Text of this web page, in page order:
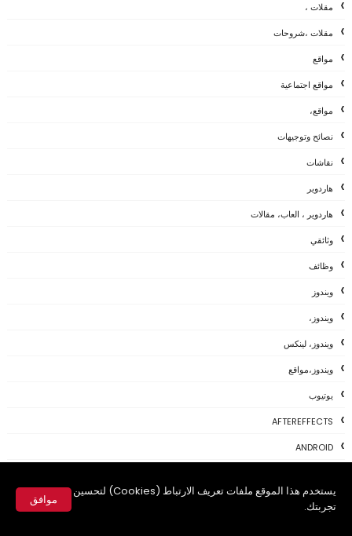
يستخدم هذا الموقع ملفات تعريف الارتباط (Cookies) لتحسين
تجربتك.
موافق
مقلات ،
مقلات ،شروحات
مواقع
مواقع اجتماعية
مواقع،
نصائح وتوجيهات
نقاشات
هاردوير
هاردوير ، العاب، مقالات
وثائقي
وظائف
ويندوز
ويندوز،
ويندوز، لينكس
ويندوز،مواقع
يوتيوب
AFTEREFFECTS
ANDROID
APPLE